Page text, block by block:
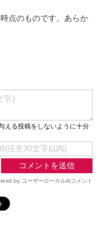
点のものです。あらか